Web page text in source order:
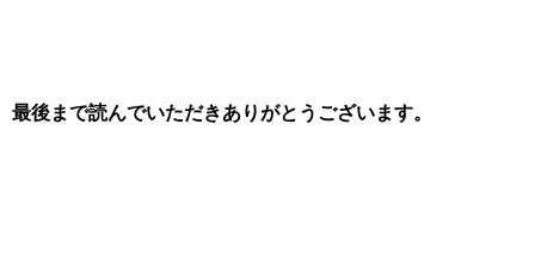
最後まで読んでいただきありがとうございます。